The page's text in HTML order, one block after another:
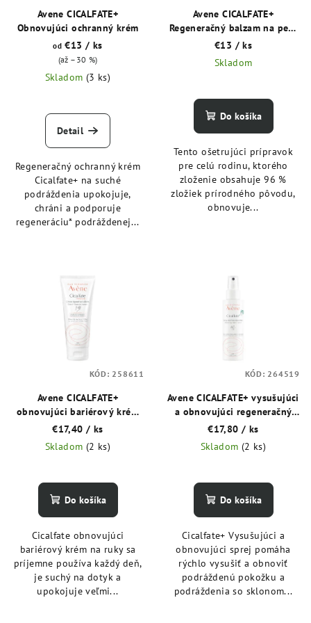
Avene CICALFATE+
Obnovujúci ochranný krém
od €13/ ks
(až –30 %)
Skladom (3 ks)
Detail
Regeneračný ochranný krém
Cicalfate+ na suché
podráždenia upokojuje,
chráni a podporuje
regeneráciu* podráždenej...
Avene CICALFATE+
Regeneračný balzam na pery
12 ml
€13 / ks
Skladom
Do košíka
Tento ošetrujúci prípravok
pre celú rodinu, ktorého
zloženie obsahuje 96 %
zložiek prírodného pôvodu,
obnovuje...
Avene CICALFATE+
obnovujúci bariérový krém
na ruky 100 ml
€17,40/ ks
Skladom (2 ks)
Do košíka
Cicalfate obnovujúci
bariérový krém na ruky sa
príjemne používa každý deň,
je suchý na dotyk a
upokojuje veľmi...
KÓD: 258611
Avene CICALFATE+ vysušujúci
a obnovujúci regeneračný
sprej 100 ml
€17,80/ ks
Skladom (2 ks)
Do košíka
Cicalfate+ Vysušujúci a
obnovujúci sprej pomáha
rýchlo vysušiť a obnoviť
podráždenú pokožku a
podráždenia so sklonom...
KÓD: 264519